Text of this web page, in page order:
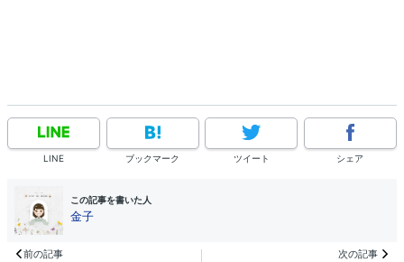
LINE ブックマーク ツイート シェア
この記事を書いた人
金子
前の記事 次の記事